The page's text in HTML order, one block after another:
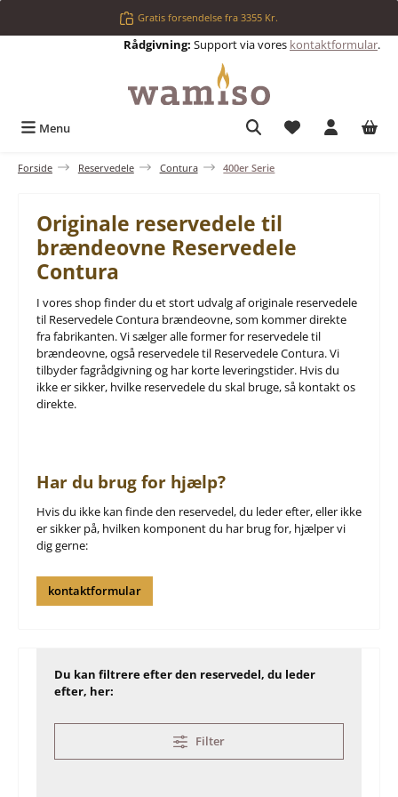
Gratis forsendelse fra 3355 Kr.
Rådgivning: Support via vores kontaktformular.
Menu Du har 0
Forside Reservedele Contura 400er Serie
Originale reservedele til
brændeovne Reservedele
Contura
I vores shop finder du et stort udvalg af originale reservedele
til Reservedele Contura brændeovne, som kommer direkte
fra fabrikanten. Vi sælger alle former for reservedele til
brændeovne, også reservedele til Reservedele Contura. Vi
tilbyder fagrådgivning og har korte leveringstider. Hvis du
ikke er sikker, hvilke reservedele du skal bruge, så kontakt os
direkte.
Har du brug for hjælp?
Hvis du ikke kan finde den reservedel, du leder efter, eller ikke
er sikker på, hvilken komponent du har brug for, hjælper vi
dig gerne:
kontaktformular
Du kan filtrere efter den reservedel, du leder
efter, her:
Filter